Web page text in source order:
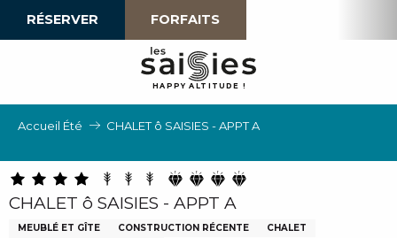
RÉSERVER FORFAITS
HAPPY ALTI TU D E !
Accueil Été CHALET ô SAISIES - APPT A
CHALET ô SAISIES - APPT A
MEUBLÉ ET GÎTE CONSTRUCTION RÉCENTE
CHALET